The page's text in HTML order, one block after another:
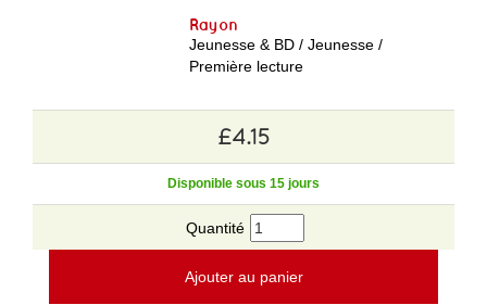
Rayon
Jeunesse & BD / Jeunesse /
Première lecture
£4.15
Disponible sous 15 jours
Quantité
Ajouter au panier